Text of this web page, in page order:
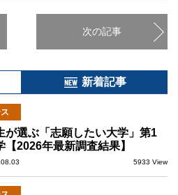
次の記事
新着記事
が選ぶ「志願したい大学」第1
【2026年最新調査結果】
5933 View